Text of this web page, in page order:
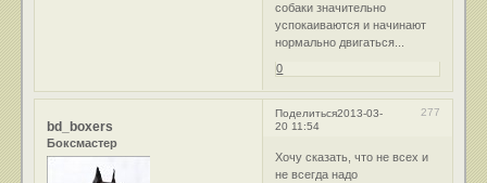
собаки значительно
успокаиваются и начинают
нормально двигаться...
0
Поделиться 277
2013-03-
20 11:54
bd_boxers
Боксмастер
Хочу сказать, что не всех и
не всегда надо